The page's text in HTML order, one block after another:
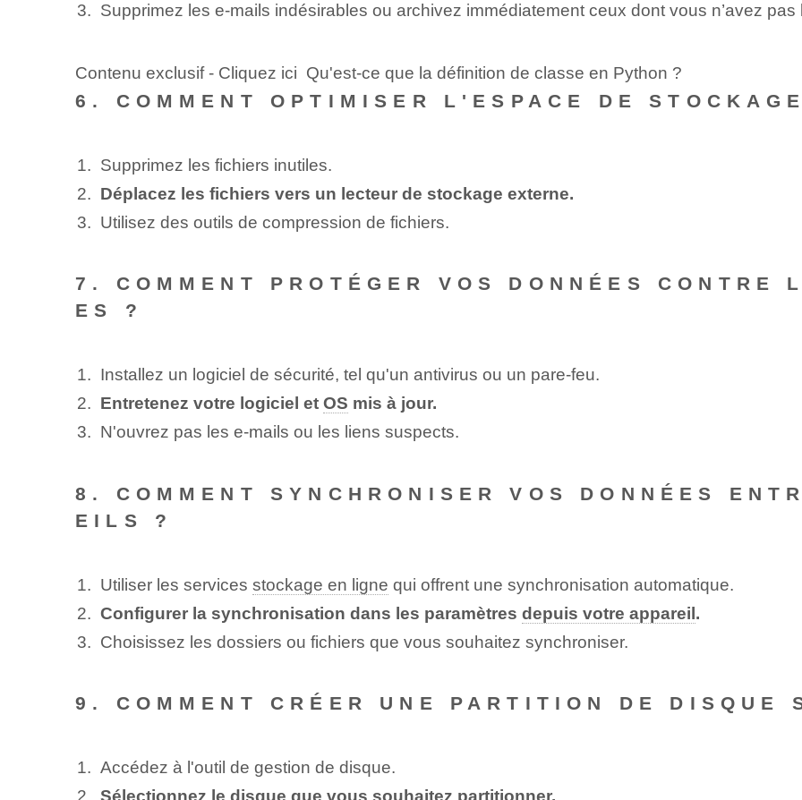
Supprimez les e-mails indésirables ou archivez immédiatement ceux dont vous n’avez pas
Contenu exclusif - Cliquez ici Qu'est-ce que la définition de classe en Python ?
6. COMMENT OPTIMISER L'ESPACE DE
Supprimez les fichiers inutiles.
Déplacez les fichiers vers un lecteur de stockage externe.
Utilisez des outils de compression de fichiers.
7. COMMENT PROTÉGER VOS DONNÉES CONTRE
ES ?
Installez un logiciel de sécurité, tel qu'un antivirus ou un pare-feu.
Entretenez votre logiciel et OS mis à jour.
N'ouvrez pas les e-mails ou les liens suspects.
8. COMMENT SYNCHRONISER VOS DONNÉES
EILS ?
Utiliser les services stockage en ligne qui offrent une synchronisation automatique.
Configurer la synchronisation dans les paramètres depuis votre appareil.
Choisissez les dossiers ou fichiers que vous souhaitez synchroniser.
9. COMMENT CRÉER UNE PARTITION DE DISQUE
Accédez à l'outil de gestion de disque.
Sélectionnez le disque que vous souhaitez partitionner.